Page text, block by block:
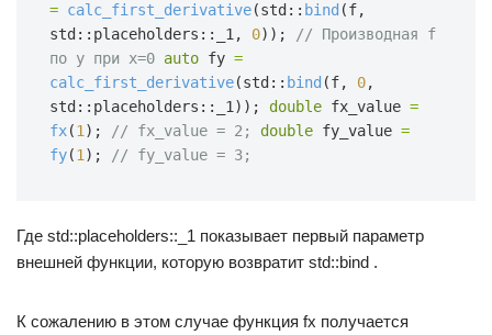
= calc_first_derivative(std:: bind (f,
std::placeholders::_1,
0));
// Производная f
по y при x=0 auto fy =
calc_first_derivative(std:: bind (f, 0,
std::placeholders::_1));
double fx_value =
fx(1 ); // fx_value = 2; double fy_value =
fy(1 ); // fy_value = 3;
Где std::placeholders::_1 показывает первый параметр
внешней функции, которую возвратит std::bind .
К сожалению в этом случае функция fx получается